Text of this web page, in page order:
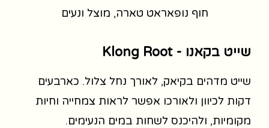
חוף נופאראט טארה, מוצל ונעים
שייט בקאנו - Klong Root
שייט מדהים בקיאק, לאורך נחל צלול. כארבעים
דקות לכיוון ולאורכו אפשר לראות צמחייה וחיות
מקומיות, ולהיכנס לשחות במים הנעימים.